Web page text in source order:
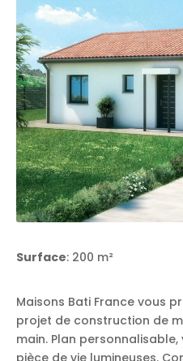
Surface: 200 m²
Maisons Bati France vous
projet de construction de
main. Plan
pièce de vie lumineuses.